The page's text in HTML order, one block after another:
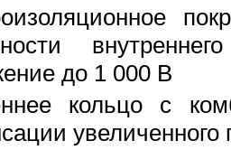
до 1 000 В
кольцо с
увеличенного